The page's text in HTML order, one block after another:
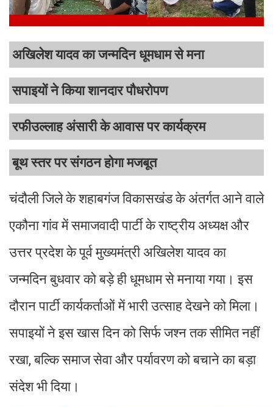
अखिलेश यादव का जन्मदिन धूमधाम से मना
सपाइयों ने किया शानदार पौधरोपण
रफीउल्लाह अंसारी के आवास पर कार्यक्रम
बूथ स्तर पर संगठन होगा मजबूत
चंदौली जिले के शहाबगंज विकासखंड के अंतर्गत आने वाले
एकौना गांव में समाजवादी पार्टी के राष्ट्रीय अध्यक्ष और
उत्तर प्रदेश के पूर्व मुख्यमंत्री अखिलेश यादव का
जन्मदिन बुधवार को बड़े ही धूमधाम से मनाया गया। इस
दौरान पार्टी कार्यकर्ताओं में भारी उत्साह देखने को मिला।
सपाइयों ने इस खास दिन को सिर्फ जश्न तक सीमित नहीं
रखा, बल्कि समाज सेवा और पर्यावरण को बचाने का बड़ा
संदेश भी दिया।